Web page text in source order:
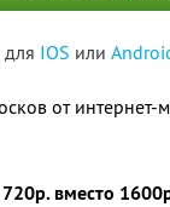
IOS или
от интернет-
720р. вместо